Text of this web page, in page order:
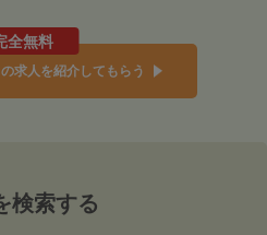
全無料
求人を紹介してもらう
検索する